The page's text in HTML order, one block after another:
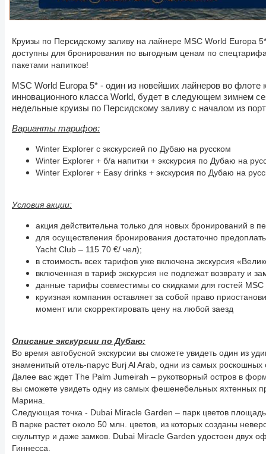
Круизы по Персидскому заливу на лайнере MSC World Europa
доступны для бронирования по выгодным ценам по
пакетами напитков!
MSC World Europa 5* - один из новейших лайнеров во флоте
инновационного класса World, будет в следующем зимнем
недельные круизы по Персидскому заливу с началом из
Варианты тарифов:
Winter Explorer с экскурсией по Дубаю на русском
Winter Explorer + б/а напитки + экскурсия по Дубаю на
Winter Explorer + Easy drinks + экскурсия по Дубаю на
Условия акции:
акция действительна только для новых бронирований в
для осуществления бронирования достаточно
Yacht Club – 115 70 €/ чел);
в стоимость всех тарифов уже включена экскурсия
включенная в тариф экскурсия не подлежат возврату и
данные тарифы совместимы со скидками для гостей MSC
круизная компания оставляет за собой право
момент или скорректировать цену на любой заезд
Описание экскурсии по Дубаю:
Во время автобусной экскурсии вы сможете увидеть один из
знаменитый отель-парус Burj Al Arab, одни из самых роскошных
Далее вас ждет The Palm Jumeirah – рукотворный остров в
вы сможете увидеть одну из самых фешенебельных яхтенных
Марина.
Следующая точка - Dubai Miracle Garden – парк цветов
В парке растет около 50 млн. цветов, из которых созданы
скульптур и даже замков. Dubai Miracle Garden удостоен двух
Гиннесса.